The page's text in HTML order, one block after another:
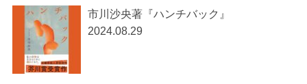
市川沙央著『ハンチバック』
2024.08.29